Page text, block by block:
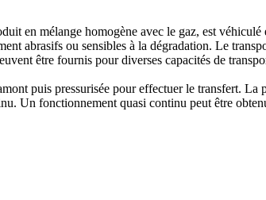
en mélange homogène avec le gaz, est véhiculé
abrasifs ou sensibles à la dégradation. Le
être fournis pour diverses capacités de
puis pressurisée pour effectuer le transfert. La
Un fonctionnement quasi continu peut être